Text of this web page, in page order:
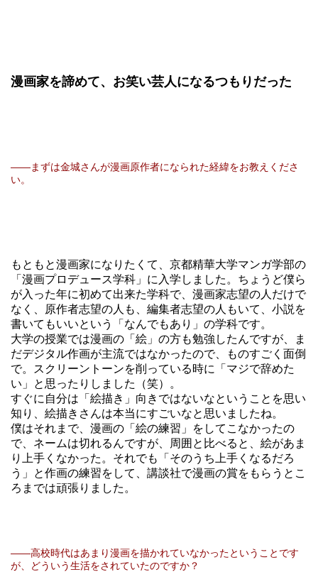
漫画家を諦めて、お笑い芸人になるつもりだった
――まずは金城さんが漫画原作者になられた経緯をお教えくださ
い。
もともと漫画家になりたくて、京都精華大学マンガ学部の
「漫画プロデュース学科」に入学しました。ちょうど僕ら
が入った年に初めて出来た学科で、漫画家志望の人だけで
なく、原作者志望の人も、編集者志望の人もいて、小説を
書いてもいいという「なんでもあり」の学科です。
大学の授業では漫画の「絵」の方も勉強したんですが、ま
だデジタル作画が主流ではなかったので、ものすごく面倒
で。スクリーントーンを削っている時に「マジで辞めた
い」と思ったりしました（笑）。
すぐに自分は「絵描き」向きではないなということを思い
知り、絵描きさんは本当にすごいなと思いましたね。
僕はそれまで、漫画の「絵の練習」をしてこなかったの
で、ネームは切れるんですが、周囲と比べると、絵があま
り上手くなかった。それでも「そのうち上手くなるだろ
う」と作画の練習をして、講談社で漫画の賞をもらうとこ
ろまでは頑張りました。
――高校時代はあまり漫画を描かれていなかったということです
が、どういう生活をされていたのですか？